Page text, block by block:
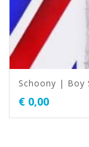
Schoony | Boy
€ 0,00